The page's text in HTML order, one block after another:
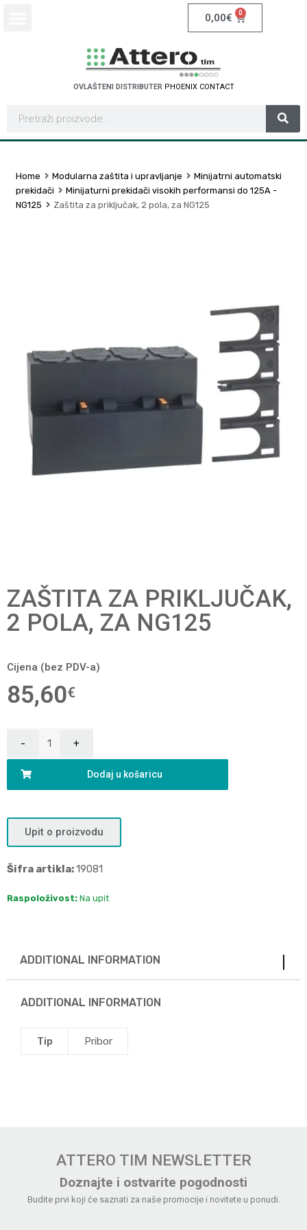
0,00€ 0
OVLAŠTENI DISTRIBUTER PHOENIX CONTACT
Home Modularna zaštita i upravljanje
Minijatrni automatski
prekidači
Minijaturni prekidači visokih performansi do 125A -
NG125
Zaštita za priključak, 2 pola, za NG125
ZAŠTITA ZA PRIKLJUČAK,
2 POLA, ZA NG125
Cijena (bez PDV-a)
85,60€
Dodaj u košaricu
Upit o proizvodu
Šifra artikla:19081
Raspoloživost: Na upit
ADDITIONAL INFORMATION
ADDITIONAL INFORMATION
Tip Pribor
ATTERO TIM NEWSLETTER
Doznajte i ostvarite pogodnosti
Budite prvi koji će saznati za naše promocije i novitete u ponudi.